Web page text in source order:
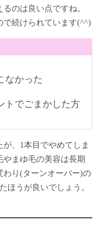
のは良い点ですね。
で続けられています(^^)
なかった
トでごまかした方
、1本目でやめてしま
やまゆ毛の美容は長期
わり(ターンオーバー)の
ほうが良いでしょう。